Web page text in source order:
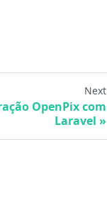
Next
OpenPix com
Laravel